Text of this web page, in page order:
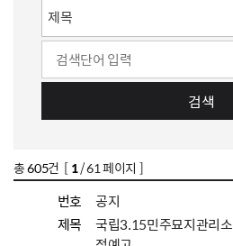
검색
총605건 [ 1/ 61 페이지 ]
번호
공지
제목
국립3.15민주묘지관리